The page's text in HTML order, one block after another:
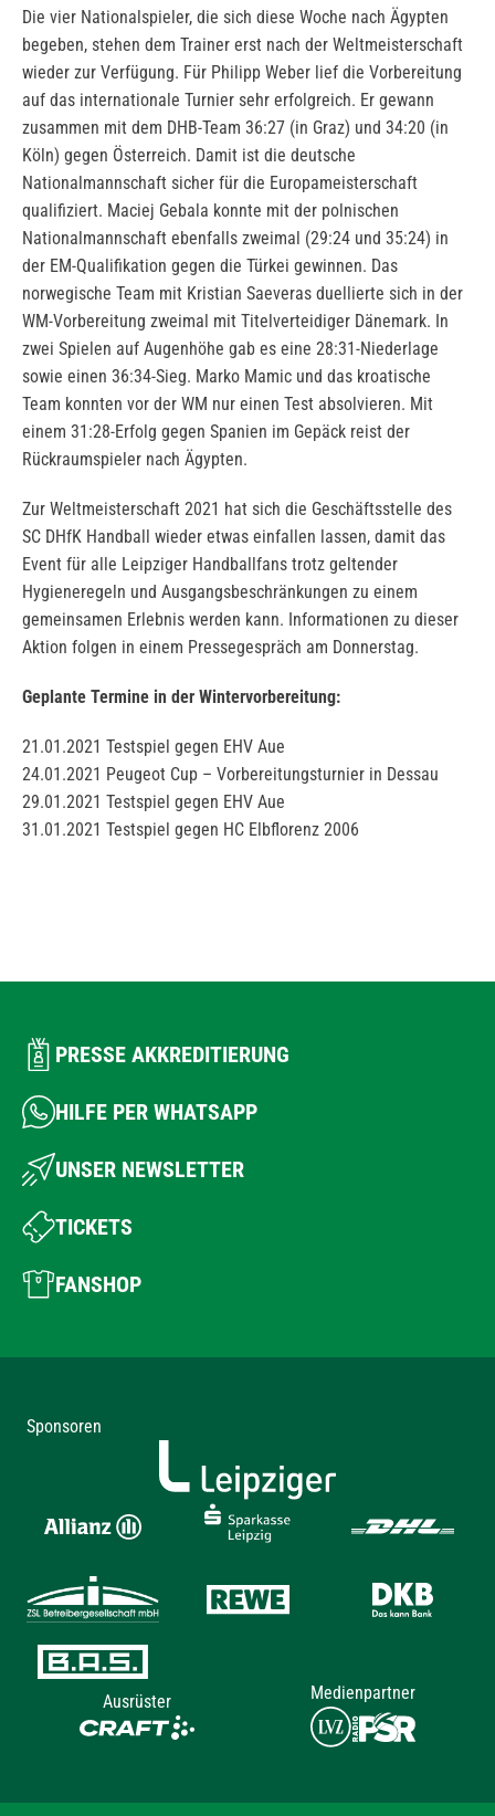
Die vier Nationalspieler, die sich diese Woche nach Ägypten
begeben, stehen dem Trainer erst nach der Weltmeisterschaft
wieder zur Verfügung. Für Philipp Weber lief die Vorbereitung
auf das internationale Turnier sehr erfolgreich. Er gewann
zusammen mit dem DHB-Team 36:27 (in Graz) und 34:20 (in
Köln) gegen Österreich. Damit ist die deutsche
Nationalmannschaft sicher für die Europameisterschaft
qualifiziert. Maciej Gebala konnte mit der polnischen
Nationalmannschaft ebenfalls zweimal (29:24 und 35:24) in
der EM-Qualifikation gegen die Türkei gewinnen. Das
norwegische Team mit Kristian Saeveras duellierte sich in der
WM-Vorbereitung zweimal mit Titelverteidiger Dänemark. In
zwei Spielen auf Augenhöhe gab es eine 28:31-Niederlage
sowie einen 36:34-Sieg. Marko Mamic und das kroatische
Team konnten vor der WM nur einen Test absolvieren. Mit
einem 31:28-Erfolg gegen Spanien im Gepäck reist der
Rückraumspieler nach Ägypten.
Zur Weltmeisterschaft 2021 hat sich die Geschäftsstelle des
SC DHfK Handball wieder etwas einfallen lassen, damit das
Event für alle Leipziger Handballfans trotz geltender
Hygieneregeln und Ausgangsbeschränkungen zu einem
gemeinsamen Erlebnis werden kann. Informationen zu dieser
Aktion folgen in einem Pressegespräch am Donnerstag.
Geplante Termine in der Wintervorbereitung:
21.01.2021 Testspiel gegen EHV Aue
24.01.2021 Peugeot Cup – Vorbereitungsturnier in Dessau
29.01.2021 Testspiel gegen EHV Aue
31.01.2021 Testspiel gegen HC Elbflorenz 2006
PRESSE AKKREDITIERUNG
HILFE PER WHATSAPP
UNSER NEWSLETTER
TICKETS
FANSHOP
Sponsoren
Ausrüster Medienpartner